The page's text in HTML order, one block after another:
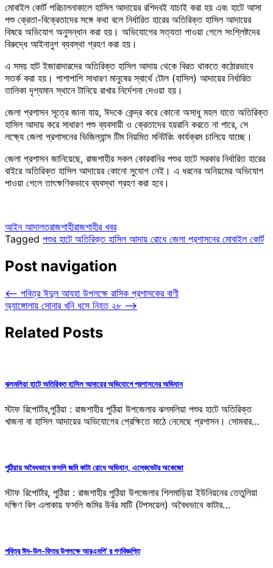
মোবাইল কোর্ট পরিচালনাকালে হাসিল আদায়ের রশিদবই যাচাই করা হয় এবং হাটে আসা
পশু ক্রেতা-বিক্রেতাদের সঙ্গে কথা বলে নির্ধারিত হারের অতিরিক্ত হাসিল আদায়ের
বিষয়ে অভিযোগ অনুসন্ধান করা হয়। অভিযোগের সত্যতা পাওয়া গেলে সংশ্লিষ্টদের
বিরুদ্ধে আইনানুগ ব্যবস্থা গ্রহণ করা হয়।
এ সময় হাট ইজারাদারদের অতিরিক্ত হাসিল আদায় থেকে বিরত থাকতে কঠোরভাবে
সতর্ক করা হয়। পাশাপাশি সাধারণ মানুষের স্বার্থে টোল (হাসিল) আদায়ের নির্ধারিত
তালিকা দৃশ্যমান স্থানে টানিয়ে রাখার নির্দেশনা দেওয়া হয়।
জেলা প্রশাসন সূত্রে জানা যায়, ঈদকে কেন্দ্র করে কোনো অসাধু মহল যাতে অতিরিক্ত
হাসিল আদায় করে সাধারণ পশু ব্যবসায়ী ও ক্রেতাদের হয়রানি করতে না পারে, সে
লক্ষ্যে জেলা প্রশাসনের ভিজিল্যান্স টিম নিয়মিত মনিটরিং কার্যক্রম চালিয়ে যাচ্ছে।
জেলা প্রশাসন জানিয়েছে, রাজশাহীর সকল কোরবানির পশুর হাটে সরকার নির্ধারিত হারের
বাইরে অতিরিক্ত হাসিল আদায়ের কোনো সুযোগ নেই। এ ধরনের অনিয়মের অভিযোগ
পাওয়া গেলে তাৎক্ষণিকভাবে ব্যবস্থা গ্রহণ করা হবে।
আইন আদালতরাজশাহীরাজশাহীর খবর
Tagged পশুর হাটে অতিরিক্ত হাসিল আদায় রোধে জেলা প্রশাসনের মোবাইল কোর্ট
Post navigation
⟵ পবিত্র ঈদুল আযহা উপলক্ষে রাসিক প্রশাসকের বাণী
অ্যাঙ্গোলায় সোনার খনি ধসে নিহত ২৮ ⟶
Related Posts
ঝলমলিয়া হাটে অতিরিক্ত হাসিল আদায়ের অভিযোগে প্রশাসনের অভিযান
স্টাফ রিপোর্টার,পুঠিয়া : রাজশাহীর পুঠিয়া উপজেলার ঝলমলিয়া পশুর হাটে অতিরিক্ত
খাজনা বা হাসিল আদায়ের অভিযোগের প্রেক্ষিতে মাঠে নেমেছে প্রশাসন। সোমবার…
পুঠিয়ায় অবৈধভাবে ফসলি জমি কাটা রোধে অভিযান, এস্কেভেটর অকেজো
স্টাফ রিপোর্টার, পুঠিয়া : রাজশাহীর পুঠিয়া উপজেলার শিলমাড়িয়া ইউনিয়নের তেতুলিয়া
দক্ষিণ বিল এলাকায় ফসলি জমির উর্বর মাটি (টপসয়েল) অবৈধভাবে কাটার…
পবিত্র ঈদ-উল-ফিতর উপলক্ষে আরএমপি’ র গণবিজ্ঞপ্তি